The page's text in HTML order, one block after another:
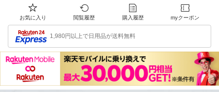
お気に入り 閲覧履歴 購入履歴 myクーポン
1,980円以上で日用品が送料無料